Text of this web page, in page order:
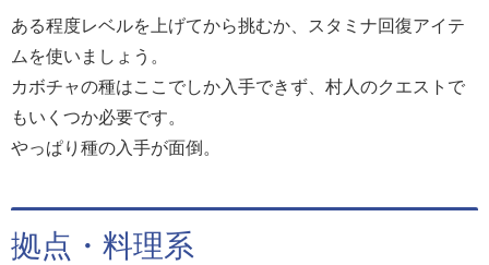
ある程度レベルを上げてから挑むか、スタミナ回復アイテ
ムを使いましょう。
カボチャの種はここでしか入手できず、村人のクエストで
もいくつか必要です。
やっぱり種の入手が面倒。
拠点・料理系